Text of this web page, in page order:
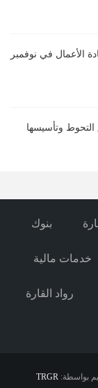
الأعمال في نوفمبر
التحوط وتأسيسها
بنوك
خدمات مالية
رواد القارة
بواسطة:TRGR